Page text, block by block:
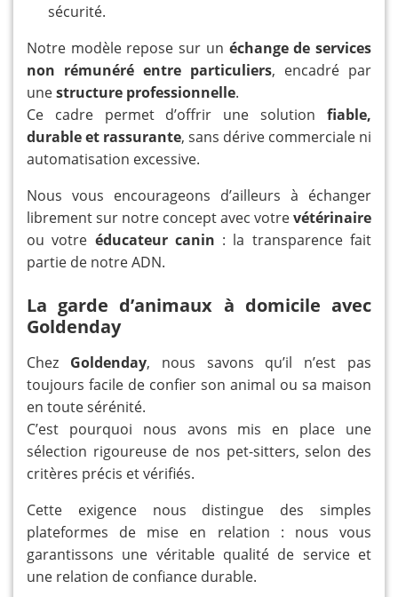
sécurité.
Notre modèle repose sur un échange de services
non rémunéré entre particuliers, encadré par
unestructure professionnelle.
Ce cadre permet d’offrir une solution fiable,
durable et rassurante, sans dérive commerciale ni
automatisation excessive.
Nous vous encourageons d’ailleurs à échanger
librement sur notre concept avec votrevétérinaire
ou votre éducateur canin : la transparence fait
partie de notre ADN.
La garde d’animaux à domicile avec
Goldenday
Chez Goldenday, nous savons qu’il n’est pas
toujours facile de confier son animal ou sa maison
en toute sérénité.
C’est pourquoi nous avons mis en place une
sélection rigoureuse de nos pet-sitters, selon des
critères précis et vérifiés.
Cette exigence nous distingue des simples
plateformes de mise en relation : nous vous
garantissons une véritable qualité de service et
une relation de confiance durable.